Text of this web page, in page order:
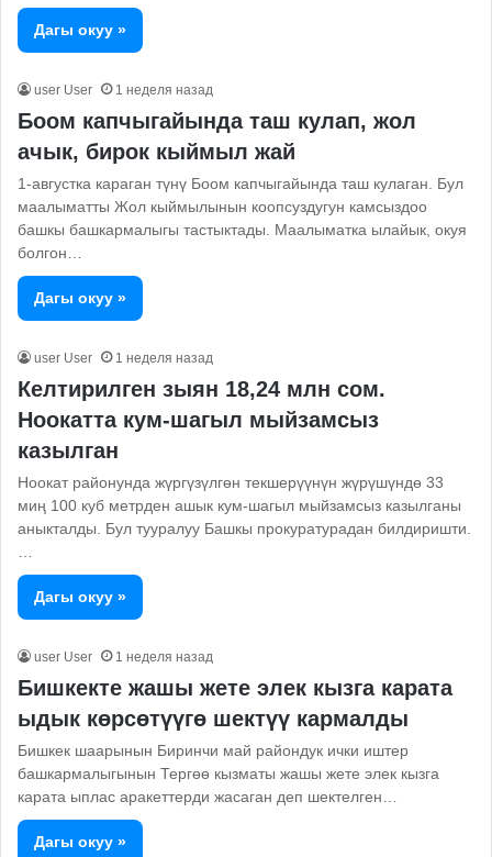
Дагы окуу »
user User 1 неделя назад
Боом капчыгайында таш кулап, жол
ачык, бирок кыймыл жай
1-августка караган түнү Боом капчыгайында таш кулаган. Бул
маалыматты Жол кыймылынын коопсуздугун камсыздоо
башкы башкармалыгы тастыктады. Маалыматка ылайык, окуя
болгон…
Дагы окуу »
user User 1 неделя назад
Келтирилген зыян 18,24 млн сом.
Ноокатта кум-шагыл мыйзамсыз
казылган
Ноокат районунда жүргүзүлгөн текшерүүнүн жүрүшүндө 33
миң 100 куб метрден ашык кум-шагыл мыйзамсыз казылганы
аныкталды. Бул тууралуу Башкы прокуратурадан билдиришти.
…
Дагы окуу »
user User 1 неделя назад
Бишкекте жашы жете элек кызга карата
ыдык көрсөтүүгө шектүү кармалды
Бишкек шаарынын Биринчи май райондук ички иштер
башкармалыгынын Тергөө кызматы жашы жете элек кызга
карата ыплас аракеттерди жасаган деп шектелген…
Дагы окуу »